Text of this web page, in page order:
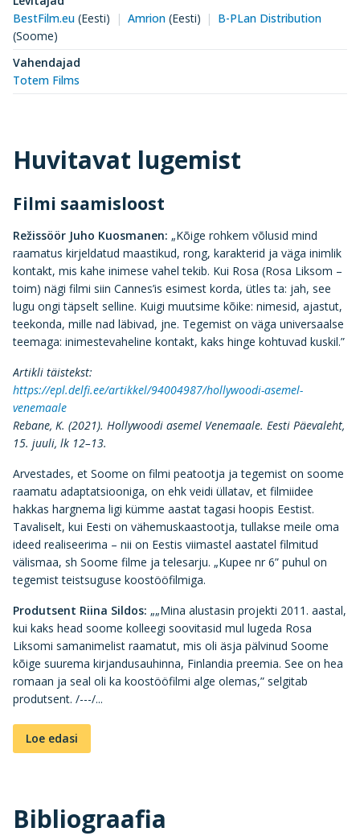
BestFilm.eu (Eesti) Amrion(Eesti)
B-PLan Distribution
(Soome)
Vahendajad
Totem Films
Huvitavat lugemist
Filmi saamisloost
Režissöör Juho Kuosmanen: „Kõige rohkem võlusid mind
raamatus kirjeldatud maastikud, rong, karakterid ja väga inimlik
kontakt, mis kahe inimese vahel tekib. Kui Rosa (Rosa Liksom –
toim) nägi filmi siin Cannes’is esimest korda, ütles ta: jah, see
lugu ongi täpselt selline. Kuigi muutsime kõike: nimesid, ajastut,
teekonda, mille nad läbivad, jne. Tegemist on väga universaalse
teemaga: inimestevaheline kontakt, kaks hinge kohtuvad kuskil.”
Artikli täistekst:
https://epl.delfi.ee/artikkel/94004987/hollywoodi-asemel-
venemaale
Rebane, K. (2021). Hollywoodi asemel Venemaale. Eesti Päevaleht,
15. juuli, lk 12–13.
Arvestades, et Soome on filmi peatootja ja tegemist on soome
raamatu adaptatsiooniga, on ehk veidi üllatav, et filmiidee
hakkas hargnema ligi kümme aastat tagasi hoopis Eestist.
Tavaliselt, kui Eesti on vähemuskaastootja, tullakse meile oma
ideed realiseerima – nii on Eestis viimastel aastatel filmitud
välismaa, sh Soome filme ja telesarju. „Kupee nr 6” puhul on
tegemist teistsuguse koostööfilmiga.
Produtsent Riina Sildos: „„Mina alustasin projekti 2011. aastal,
kui kaks head soome kolleegi soovitasid mul lugeda Rosa
Liksomi samanimelist raamatut, mis oli äsja pälvinud Soome
kõige suurema kirjandusauhinna, Finlandia preemia. See on hea
romaan ja seal oli ka koostööfilmi alge olemas,” selgitab
produtsent. /---/...
Loe edasi
Bibliograafia